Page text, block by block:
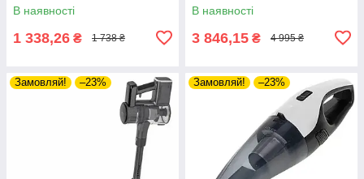
В наявності
1 338,26 ₴ 1 738 ₴
В наявності
3 846,15 ₴ 4 995 ₴
Замовляй! –23% Замовляй! –23%